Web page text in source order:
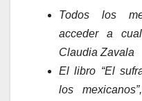
Todos los
acceder a
Claudia Zavala
El libro “El
los